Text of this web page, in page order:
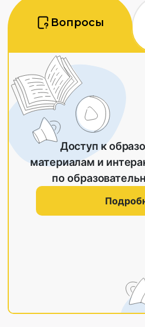
Вопросы
Доступ к
материалам и
по